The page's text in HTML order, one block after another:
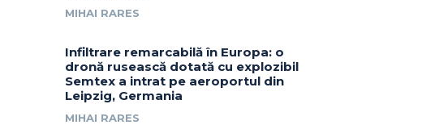
MIHAI RARES
Infiltrare remarcabilă în Europa: o
dronă rusească dotată cu explozibil
Semtex a intrat pe aeroportul din
Leipzig, Germania
MIHAI RARES